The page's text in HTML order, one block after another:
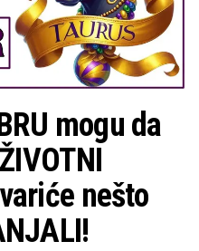
mogu da
nešto